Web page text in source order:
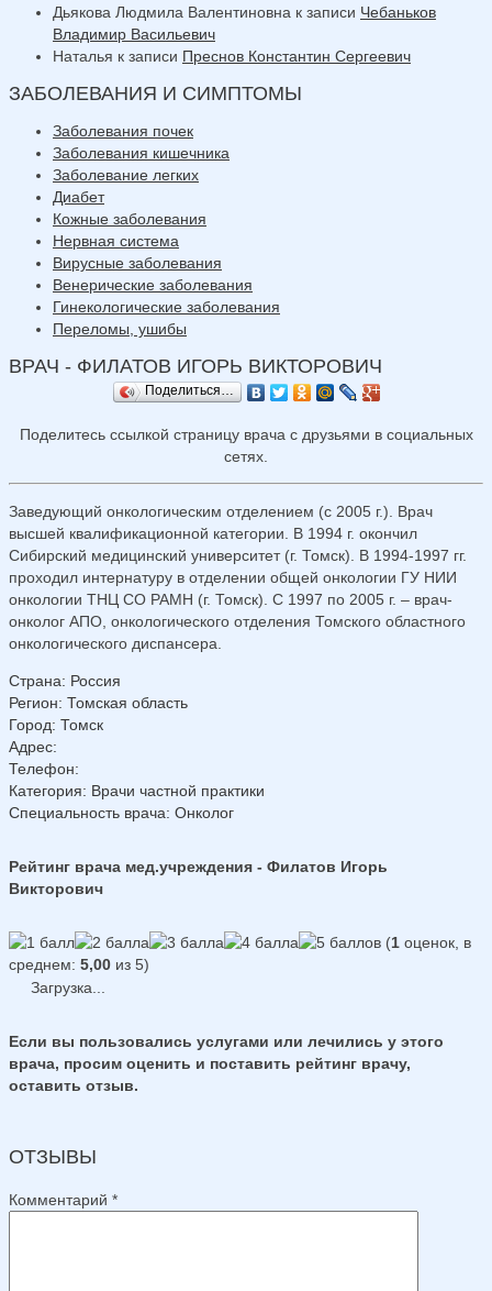
Дьякова Людмила Валентиновна к записи Чебаньков
Владимир Васильевич
Наталья к записи Преснов Константин Сергеевич
ЗАБОЛЕВАНИЯ И СИМПТОМЫ
Заболевания почек
Заболевания кишечника
Заболевание легких
Диабет
Кожные заболевания
Нервная система
Вирусные заболевания
Венерические заболевания
Гинекологические заболевания
Переломы, ушибы
ВРАЧ - ФИЛАТОВ ИГОРЬ ВИКТОРОВИЧ
Поделиться…
Поделитесь ссылкой страницу врача с друзьями в социальных
сетях.
Заведующий онкологическим отделением (с 2005 г.). Врач
высшей квалификационной категории. В 1994 г. окончил
Сибирский медицинский университет (г. Томск). В 1994-1997 гг.
проходил интернатуру в отделении общей онкологии ГУ НИИ
онкологии ТНЦ СО РАМН (г. Томск). С 1997 по 2005 г. – врач-
онколог АПО, онкологического отделения Томского областного
онкологического диспансера.
Страна: Россия
Регион: Томская область
Город: Томск
Адрес:
Телефон:
Категория: Врачи частной практики
Специальность врача: Онколог
Рейтинг врача мед.учреждения - Филатов Игорь
Викторович
(1 оценок, в
среднем: 5,00 из 5)
Загрузка...
Если вы пользовались услугами или лечились у этого
врача, просим оценить и поставить рейтинг врачу,
оставить отзыв.
ОТЗЫВЫ
Комментарий *